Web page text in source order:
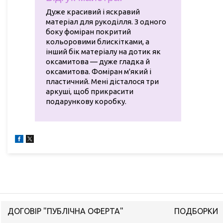
Дуже красивий і яскравий
матеріал для рукоділля. З одного
боку фоміран покритий
кольоровими блискітками, а
інший бік матеріалу на дотик як
оксамитова — дуже гладка й
оксамитова. Фоміран м'який і
пластичний. Мені дісталося три
аркуші, щоб прикрасити
подарункову коробку.
ДОГОВІР "ПУБЛІЧНА ОФЕРТА" ПОДБОРКИ